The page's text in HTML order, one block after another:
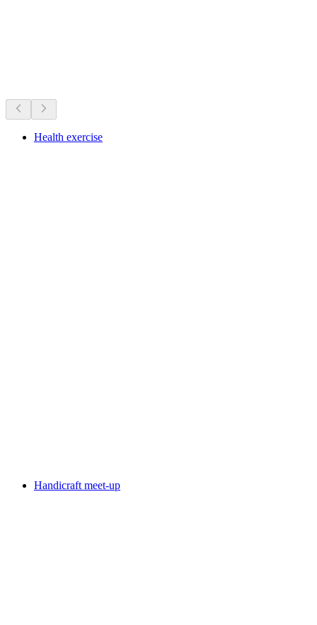
Health exercise
Handicraft meet-up